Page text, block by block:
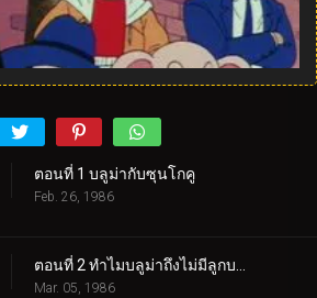
ตอนที่ 1 บลูม่ากับซุนโกคู
Feb. 26, 1986
ตอนที่ 2 ทำไมบลูม่าถึงไม่มีลูกบอล
Mar. 05, 1986